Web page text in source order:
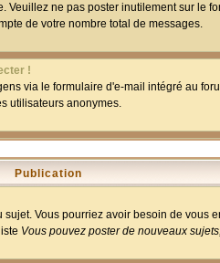
ne pas poster inutilement sur le
de votre nombre total de messages.
!
via le formulaire d'e-mail intégré au
utilisateurs anonymes.
Publication
Vous pourriez avoir besoin de vous
Vous pouvez poster de nouveaux